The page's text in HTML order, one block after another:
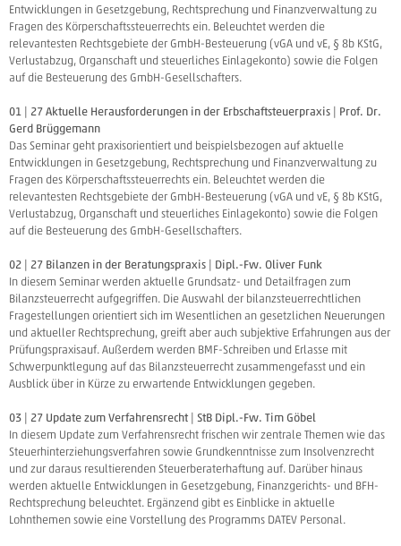
Entwicklungen in Gesetzgebung, Rechtsprechung und Finanzverwaltung zu
Fragen des Körperschaftssteuerrechts ein. Beleuchtet werden die
relevantesten Rechtsgebiete der GmbH-Besteuerung (vGA und vE, § 8b KStG,
Verlustabzug, Organschaft und steuerliches Einlagekonto) sowie die Folgen
auf die Besteuerung des GmbH-Gesellschafters.
01 | 27 Aktuelle Herausforderungen in der Erbschaftsteuerpraxis | Prof. Dr.
Gerd Brüggemann
Das Seminar geht praxisorientiert und beispielsbezogen auf aktuelle
Entwicklungen in Gesetzgebung, Rechtsprechung und Finanzverwaltung zu
Fragen des Körperschaftssteuerrechts ein. Beleuchtet werden die
relevantesten Rechtsgebiete der GmbH-Besteuerung (vGA und vE, § 8b KStG,
Verlustabzug, Organschaft und steuerliches Einlagekonto) sowie die Folgen
auf die Besteuerung des GmbH-Gesellschafters.
02 | 27 Bilanzen in der Beratungspraxis | Dipl.-Fw. Oliver Funk
In diesem Seminar werden aktuelle Grundsatz- und Detailfragen zum
Bilanzsteuerrecht aufgegriffen. Die Auswahl der bilanzsteuerrechtlichen
Fragestellungen orientiert sich im Wesentlichen an gesetzlichen Neuerungen
und aktueller Rechtsprechung, greift aber auch subjektive Erfahrungen aus der
Prüfungspraxisauf. Außerdem werden BMF-Schreiben und Erlasse mit
Schwerpunktlegung auf das Bilanzsteuerrecht zusammengefasst und ein
Ausblick über in Kürze zu erwartende Entwicklungen gegeben.
03 | 27 Update zum Verfahrensrecht | StB Dipl.-Fw. Tim Göbel
In diesem Update zum Verfahrensrecht frischen wir zentrale Themen wie das
Steuerhinterziehungsverfahren sowie Grundkenntnisse zum Insolvenzrecht
und zur daraus resultierenden Steuerberaterhaftung auf. Darüber hinaus
werden aktuelle Entwicklungen in Gesetzgebung, Finanzgerichts- und BFH-
Rechtsprechung beleuchtet. Ergänzend gibt es Einblicke in aktuelle
Lohnthemen sowie eine Vorstellung des Programms DATEV Personal.